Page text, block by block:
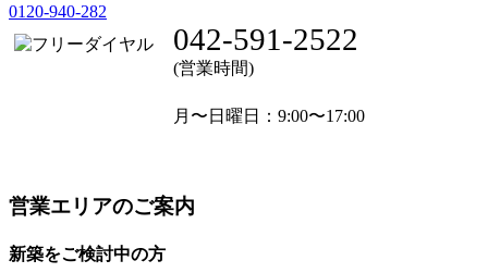
0120-940-282
042-591-2522
(営業時間)
月〜日曜日 ：9:00〜17:00
営業エリアのご案内
新築をご検討中の方